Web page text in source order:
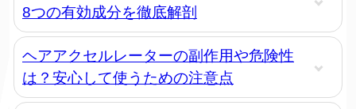
8つの有効成分を徹底解剖
ヘアアクセルレーターの副作用や危険性
は？安心して使うための注意点